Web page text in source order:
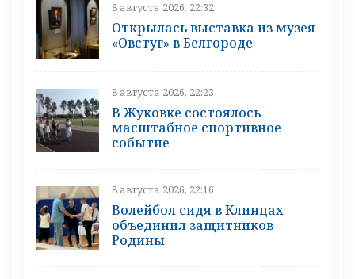
8 августа 2026, 22:32
Открылась выставка из музея
«Овстуг» в Белгороде
8 августа 2026, 22:23
В Жуковке состоялось
масштабное спортивное
событие
8 августа 2026, 22:16
Волейбол сидя в Клинцах
объединил защитников
Родины